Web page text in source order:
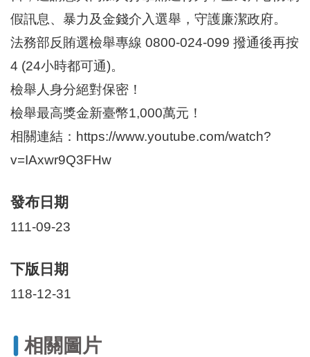
文
化
局
化
資
產
北
區
里
界
臺
北
市
名
假訊息、暴力及金錢介入選舉，守護廉潔政府。
法務部反賄選檢舉專線 0800-024-099 撥通後再按
4 (24小時都可通)。
檢舉人身分絕對保密！
檢舉最高獎金新臺幣1,000萬元！
相關連結：https://www.youtube.com/watch?
v=IAxwr9Q3FHw
發布日期
111-09-23
下版日期
118-12-31
相關圖片